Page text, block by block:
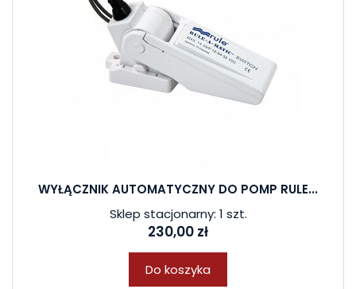
WYŁĄCZNIK AUTOMATYCZNY DO POMP RULE...
Sklep stacjonarny: 1 szt.
230,00 zł
Do koszyka